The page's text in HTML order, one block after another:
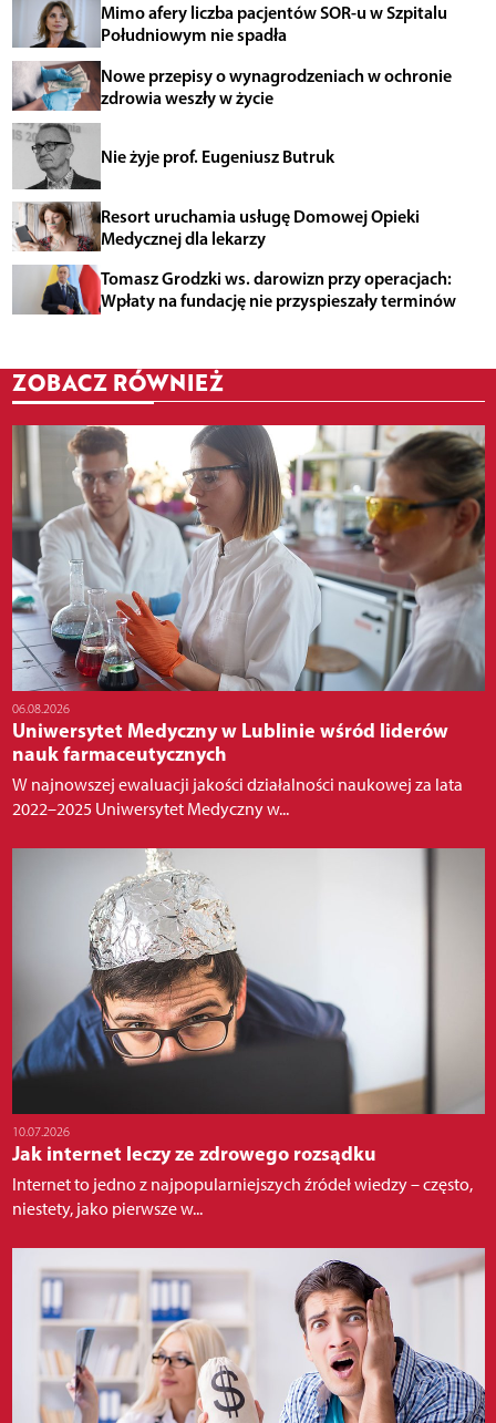
Mimo afery liczba pacjentów SOR-u w Szpitalu
Południowym nie spadła
Nowe przepisy o wynagrodzeniach w ochronie
zdrowia weszły w życie
Nie żyje prof. Eugeniusz Butruk
Resort uruchamia usługę Domowej Opieki
Medycznej dla lekarzy
Tomasz Grodzki ws. darowizn przy operacjach:
Wpłaty na fundację nie przyspieszały terminów
ZOBACZ RÓWNIEŻ
06.08.2026
Uniwersytet Medyczny w Lublinie wśród liderów
nauk farmaceutycznych
W najnowszej ewaluacji jakości działalności naukowej za lata
2022–2025 Uniwersytet Medyczny w...
10.07.2026
Jak internet leczy ze zdrowego rozsądku
Internet to jedno z najpopularniejszych źródeł wiedzy – często,
niestety, jako pierwsze w...